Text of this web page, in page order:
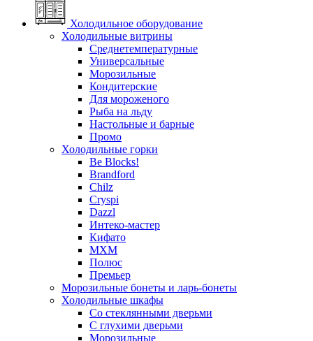
Холодильное оборудование
Холодильные витрины
Среднетемпературные
Универсальные
Морозильные
Кондитерские
Для мороженого
Рыба на льду
Настольные и барные
Промо
Холодильные горки
Be Blocks!
Brandford
Chilz
Cryspi
Dazzl
Интеко-мастер
Кифато
МХМ
Полюс
Премьер
Морозильные бонеты и ларь-бонеты
Холодильные шкафы
Со стеклянными дверьми
С глухими дверьми
Морозильные